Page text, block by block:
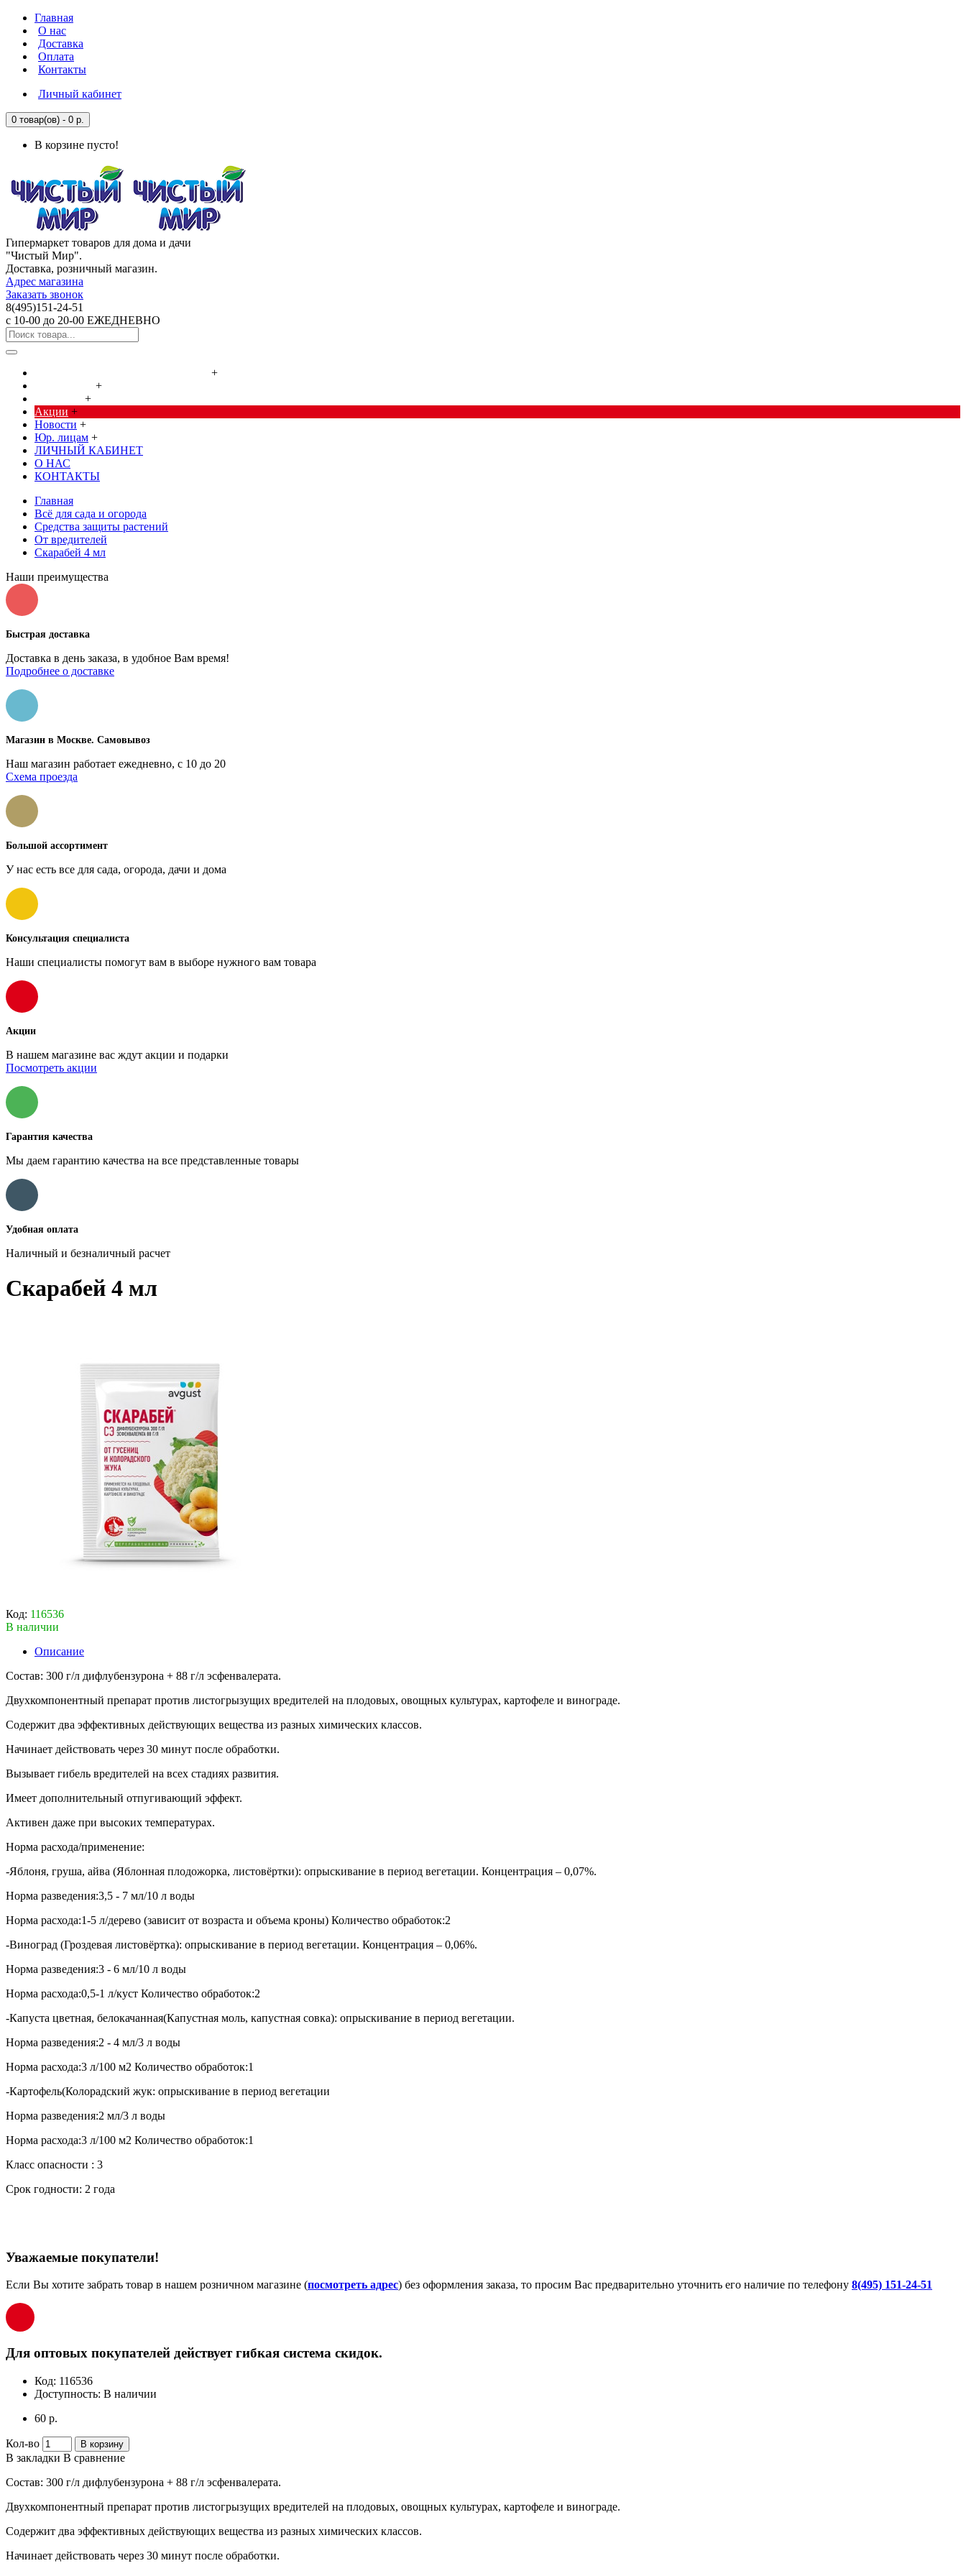
Главная
О нас
Доставка
Оплата
Контакты
Личный кабинет
0 товар(ов) - 0 р.
В корзине пусто!
Гипермаркет товаров для дома и дачи
"Чистый Мир".
Доставка, розничный магазин.
Адрес магазина
Заказать звонок
8(495)151-24-51
с 10-00 до 20-00 ЕЖЕДНЕВНО
+
+
+
Акции +
Новости +
Юр. лицам +
ЛИЧНЫЙ КАБИНЕТ
О НАС
КОНТАКТЫ
Главная
Всё для сада и огорода
Средства защиты растений
От вредителей
Скарабей 4 мл
Наши преимущества
Быстрая доставка
Доставка в день заказа, в удобное Вам время!
Подробнее о доставке
Магазин в Москве. Самовывоз
Наш магазин работает ежедневно, с 10 до 20
Схема проезда
Большой ассортимент
У нас есть все для сада, огорода, дачи и дома
Консультация специалиста
Наши специалисты помогут вам в выборе нужного вам товара
Акции
В нашем магазине вас ждут акции и подарки
Посмотреть акции
Гарантия качества
Мы даем гарантию качества на все представленные товары
Удобная оплата
Наличный и безналичный расчет
Скарабей 4 мл
Код: 116536
В наличии
Описание
Состав: 300 г/л дифлубензурона + 88 г/л эсфенвалерата.
Двухкомпонентный препарат против листогрызущих вредителей на плодовых, овощных культурах, картофеле и винограде.
Содержит два эффективных действующих вещества из разных химических классов.
Начинает действовать через 30 минут после обработки.
Вызывает гибель вредителей на всех стадиях развития.
Имеет дополнительный отпугивающий эффект.
Активен даже при высоких температурах.
Норма расхода/применение:
-Яблоня, груша, айва (Яблонная плодожорка, листовёртки): опрыскивание в период вегетации. Концентрация – 0,07%.
Норма разведения:3,5 - 7 мл/10 л воды
Норма расхода:1-5 л/дерево (зависит от возраста и объема кроны) Количество обработок:2
-Виноград (Гроздевая листовёртка): опрыскивание в период вегетации. Концентрация – 0,06%.
Норма разведения:3 - 6 мл/10 л воды
Норма расхода:0,5-1 л/куст Количество обработок:2
-Капуста цветная, белокачанная(Капустная моль, капустная совка): опрыскивание в период вегетации.
Норма разведения:2 - 4 мл/3 л воды
Норма расхода:3 л/100 м2 Количество обработок:1
-Картофель(Колорадский жук: опрыскивание в период вегетации
Норма разведения:2 мл/3 л воды
Норма расхода:3 л/100 м2 Количество обработок:1
Класс опасности : 3
Срок годности: 2 года
Уважаемые покупатели!
Если Вы хотите забрать товар в нашем розничном магазине (посмотреть адрес) без оформления заказа, то просим Вас предварительно уточнить его наличие по телефону 8(495) 151-24-51
Для оптовых покупателей действует гибкая система скидок.
Код: 116536
Доступность: В наличии
60 р.
Кол-во В корзину
В закладки В сравнение
Состав: 300 г/л дифлубензурона + 88 г/л эсфенвалерата.
Двухкомпонентный препарат против листогрызущих вредителей на плодовых, овощных культурах, картофеле и винограде.
Содержит два эффективных действующих вещества из разных химических классов.
Начинает действовать через 30 минут после обработки.